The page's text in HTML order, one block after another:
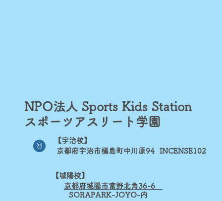
NPO法人 Sports Kids Station​
スポーツアスリート学園
【宇治校】
京都府宇治市槇島町中川原94 INCENSE102
【城陽校】
京都府城陽市富野北角36-6
SORAPARK-JOYO-内